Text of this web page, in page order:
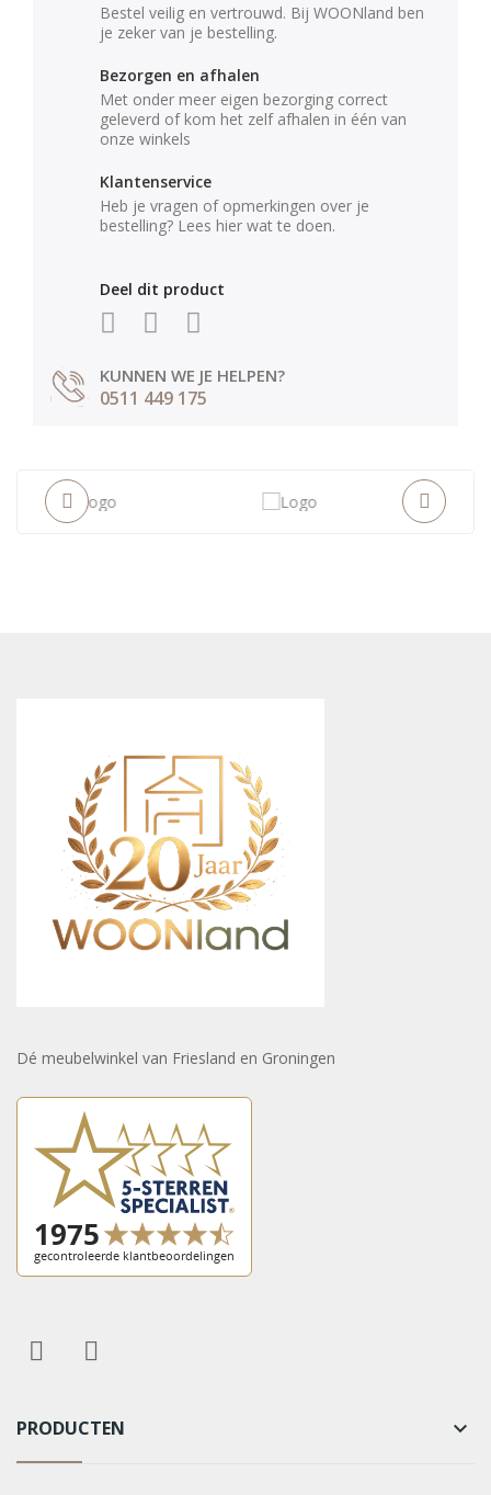
Bestel veilig en vertrouwd. Bij WOONland ben
je zeker van je bestelling.
Bezorgen en afhalen
Met onder meer eigen bezorging correct
geleverd of kom het zelf afhalen in één van
onze winkels
Klantenservice
Heb je vragen of opmerkingen over je
bestelling? Lees hier wat te doen.
Deel dit product
KUNNEN WE JE HELPEN?
0511 449 175
Dé meubelwinkel van Friesland en Groningen
PRODUCTEN keyboard_arrow_down